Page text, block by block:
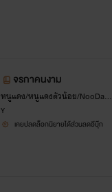
จรกาคนงาม
หนูแดง/หนูแดงตัวน้อย/NooDang
zz
Y
เคยปลดล็อกนิยายได้ส่วนลดอีบุ๊ก